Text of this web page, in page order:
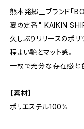
熊本発郷土ブランド「
夏の定番" KAIKIN
久しぶりリリースのポリ
程よい艶とマット感。
一枚で充分な存在感と
【素材】
ポリエステル100%